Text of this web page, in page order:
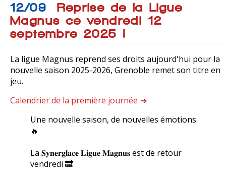
12/09
Reprise de la Ligue
Magnus ce vendredi 12
septembre 2025 !
La ligue Magnus reprend ses droits aujourd'hui pour la
nouvelle saison 2025-2026, Grenoble remet son titre en
jeu.
Calendrier de la première journée
Une nouvelle saison, de nouvelles émotions
🔥
La 𝐒𝐲𝐧𝐞𝐫𝐠𝐥𝐚𝐜𝐞 𝐋𝐢𝐠𝐮𝐞 𝐌𝐚𝐠𝐧𝐮𝐬 est de retour
vendredi 🔜